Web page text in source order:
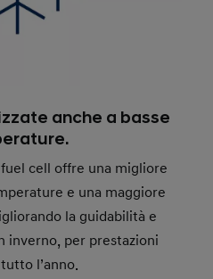
anche a basse
cell offre una migliore
e una maggiore
la guidabilità e
inverno, per prestazioni
l’anno.